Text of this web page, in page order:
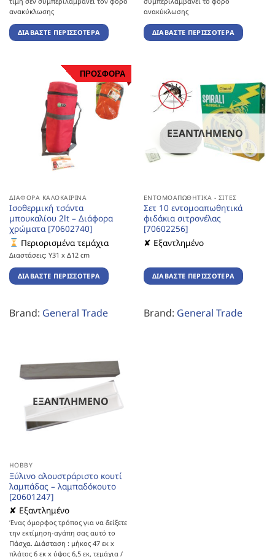
ανακύκλωσης
ΔΙΑΒΆΣΤΕ ΠΕΡΙΣΣΌΤΕΡΑ
ανακύκλωσης
ΔΙΑΒΆΣΤΕ ΠΕΡΙΣΣΌΤΕΡΑ
ΠΡΟΣΦΟΡΑ
ΔΙΆΦΟΡΑ ΚΑΛΟΚΑΙΡΙΝΆ
Ισοθερμική τσάντα
μπουκαλίου 2lt – Διάφορα
χρώματα [70602740]
Περιορισμένα τεμάχια
Διαστάσεις: Υ31 x Δ12 cm
ΔΙΑΒΆΣΤΕ ΠΕΡΙΣΣΌΤΕΡΑ
Brand: General Trade
ΕΞΑΝΤΛΗΜΈΝΟ
ΕΝΤΟΜΟΑΠΩΘΗΤΙΚΆ - ΣΊΤΕΣ
Σετ 10 εντομοαπωθητικά
φιδάκια σιτρονέλας
[70602256]
✘ Εξαντλημένο
ΔΙΑΒΆΣΤΕ ΠΕΡΙΣΣΌΤΕΡΑ
Brand: General Trade
ΕΞΑΝΤΛΗΜΈΝΟ
HOBBY
Ξύλινο αλουστράριστο κουτί
λαμπάδας – λαμπαδόκουτο
[20601247]
✘ Εξαντλημένο
Ένας όμορφος τρόπος για να δείξετε
την εκτίμηση-αγάπη σας αυτό το
Πάσχα. Διάσταση : μήκος 47 εκ x
πλάτος 6 εκ x ύψος 6,5 εκ, τεμάχια /